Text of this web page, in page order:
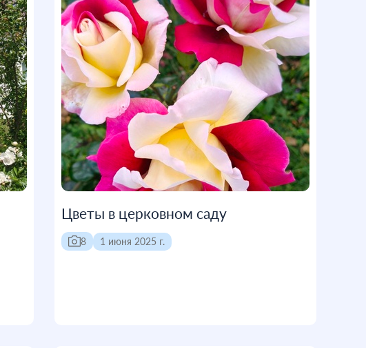
Цветы в церковном саду
8 1 июня 2025 г.